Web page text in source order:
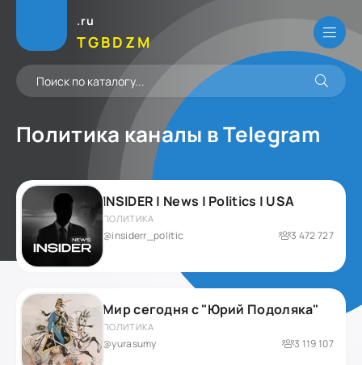
.ru
TGBDZM
Политика каналы вTelegram
INSIDER | News | Politics | USA
ПОЛИТИКА
@insiderr_politic 3 472 727
Мир сегодня с "Юрий Подоляка"
ПОЛИТИКА
@yurasumy 3 119 107